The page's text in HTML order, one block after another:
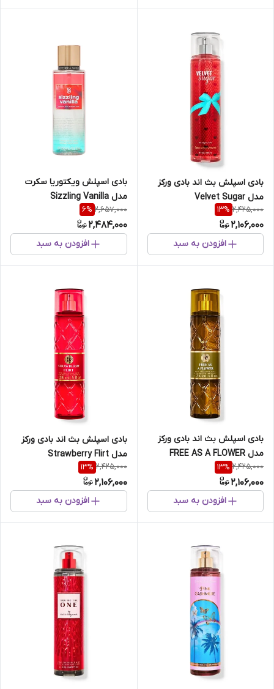
بادی اسپلش بث اند بادی ورکز
مدل Velvet Sugar
2,425,000
13%
2,106,000
افزودن به سبد
بادی اسپلش ویکتوریا سکرت
مدل Sizzling Vanilla
2,657,000
6%
2,484,000
افزودن به سبد
بادی اسپلش بث اند بادی ورکز
مدل FREE AS A FLOWER
2,425,000
13%
2,106,000
افزودن به سبد
بادی اسپلش بث اند بادی ورکز
مدل Strawberry Flirt
2,425,000
13%
2,106,000
افزودن به سبد